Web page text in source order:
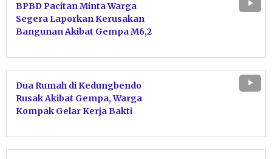
BPBD Pacitan Minta Warga
Segera Laporkan Kerusakan
Bangunan Akibat Gempa M6,2
Dua Rumah di Kedungbendo
Rusak Akibat Gempa, Warga
Kompak Gelar Kerja Bakti